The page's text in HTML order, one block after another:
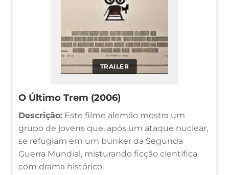
TRAILER
O Último Trem (2006)
Descrição: Este filme alemão mostra um
grupo de jovens que, após um ataque nuclear,
se refugiam em um bunker da Segunda
Guerra Mundial, misturando ficção científica
com drama histórico.